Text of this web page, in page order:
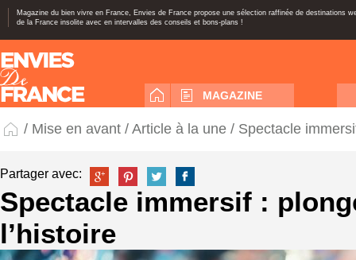
Magazine du bien vivre en France, Envies de France propose une sélection raffinée de destinations
de la France insolite avec en intervalles des conseils et bons-plans !
MAGAZINE
/ Mise en avant / Article à la une / Spectacle
Partager avec:
Spectacle immersif :
l’histoire